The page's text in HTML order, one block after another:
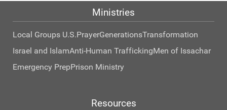
Ministries
Local Groups U.S.PrayerGenerationsTransformation
Israel and IslamAnti-Human TraffickingMen of Issachar
Emergency PrepPrison Ministry
Resources